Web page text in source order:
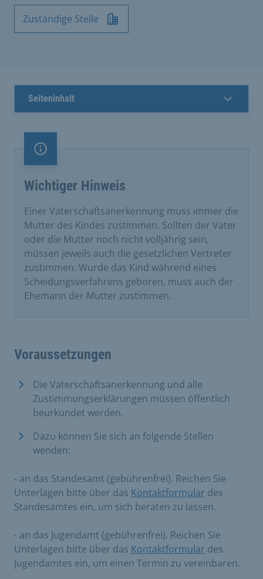
Zuständige Stelle
Seiteninhalt
Information
Wichtiger Hinweis
Einer Vaterschaftsanerkennung muss immer die
Mutter des Kindes zustimmen. Sollten der Vater
oder die Mutter noch nicht volljährig sein,
müssen jeweils auch die gesetzlichen Vertreter
zustimmen. Wurde das Kind während eines
Scheidungsverfahrens geboren, muss auch der
Ehemann der Mutter zustimmen.
Voraussetzungen
Die Vaterschaftsanerkennung und alle
Zustimmungserklärungen müssen öffentlich
beurkundet werden.
Dazu können Sie sich an folgende Stellen
wenden:
- an das Standesamt (gebührenfrei). Reichen Sie
Unterlagen bitte über das Kontaktformular des
Standesamtes ein, um sich beraten zu lassen.
- an das Jugendamt (gebührenfrei). Reichen Sie
Unterlagen bitte über das Kontaktformular des
Jugendamtes ein, um einen Termin zu vereinbaren.